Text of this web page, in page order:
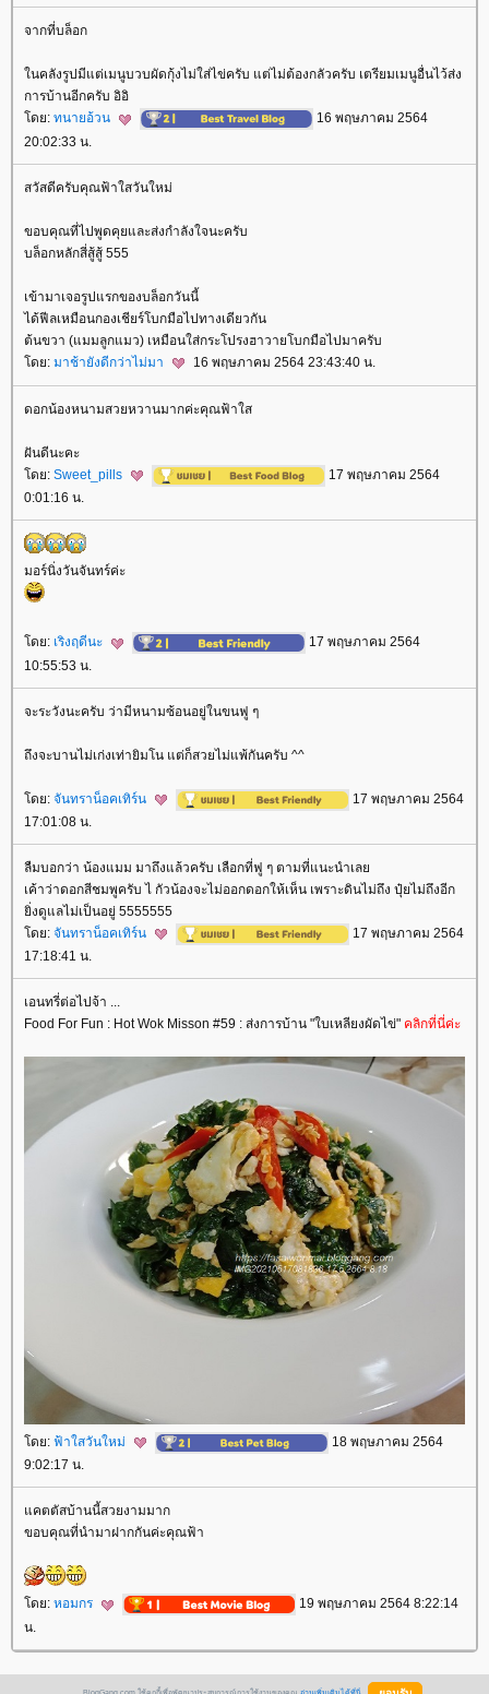
จากที่บล็อก
นคลังรูปมีแต่เมนูบวบผัดกุ้งไม่ใส่ไข่ครับ แต่ไม่ต้องกลัวครับ เตรียมเมนูอื่นไว้ส่ง
การบ้านอีกครับ อิอิ
ดย: ทนายอ้วน
16 พฤษภาคม 2564
20:02:33 น.
สวัสดีครับคุณฟ้าใสวันใหม่
ขอบคุณที่ไปพูดคุยและส่งกำลังใจนะครับ
บล็อกหลักสี่สู้สู้ 555
เข้ามาเจอรูปแรกของบล็อกวันนี้
ได้ฟีลเหมือนกองเชียร์โบกมือไปทางเดียวกัน
ต้นขวา (แมมลูกแมว) เหมือนใส่กระโปรงฮาวายโบกมือไปมาครับ
ดย: มาช้ายังดีกว่าไม่มา 16 พฤษภาคม 2564 23:43:40 น.
ดอกน้องหนามสวยหวานมากค่ะคุณฟ้าใส
ฝันดีนะคะ
ดย: Sweet_pills
17 พฤษภาคม 2564
0:01:16 น.
มอร์นิ่งวันจันทร์ค่ะ
ดย: เริงฤดีนะ
17 พฤษภาคม 2564
10:55:53 น.
จะระวังนะครับ ว่ามีหนามซ้อนอยู่ในขนฟู ๆ
ถึงจะบานไม่เก่งเท่ายิมโน แต่ก็สวยไม่แพ้กันครับ ^^
ดย: จันทราน็อคเทิร์น
17 พฤษภาคม 2564
17:01:08 น.
ลืมบอกว่า น้องแมม มาถึงแล้วครับ เลือกที่ฟู ๆ ตามที่แนะนำเล
เค้าว่าดอกสีชมพูครับ ไ กัวน้องจะไม่ออกดอกให้เห็น เพราะดินไม่ถึง ปุ๋ยไม่ถึงอีก
ิ่งดูแลไม่เป็นอยู่ 5555555
ดย: จันทราน็อคเทิร์น
17 พฤษภาคม 2564
17:18:41 น.
เอนทรี่ต่อไปจ้า ...
Food For Fun : Hot Wok Misson #59 : ส่งการบ้าน "ใบเหลียงผัดไข่" คลิกที่นี่ค่ะ
ดย: ฟ้าใสวันใหม่
18 พฤษภาคม 2564
9:02:17 น.
คตตัสบ้านนี้สวยงามมาก
ขอบคุณที่นำมาฝากกันค่ะคุณฟ้า
ดย: หอมกร
19 พฤษภาคม 2564 8:22:14
น.
BlogGang.com ใช้คุกกี้เพื่อพัฒนาประสบการณ์การใช้งานของคุณ อ่านเพิ่มเติมได้ที่นี่